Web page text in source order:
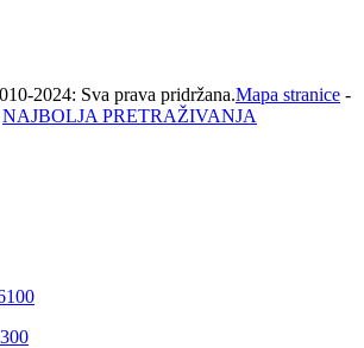
2024: Sva prava pridržana.Mapa stranice -
NAJBOLJA PRETRAŽIVANJA